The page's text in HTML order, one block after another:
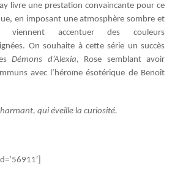
livre une prestation convaincante pour ce
en imposant une atmosphère sombre et
viennent accentuer des couleurs
On souhaite à cette série un succès
Démons d’Alexia, Rose semblant avoir
avec l’héroïne ésotérique de Benoît
qui éveille la curiosité.